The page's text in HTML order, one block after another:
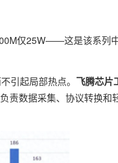
仅25W——这是该系列
起局部热点。 飞腾芯片
数据采集、协议转换和